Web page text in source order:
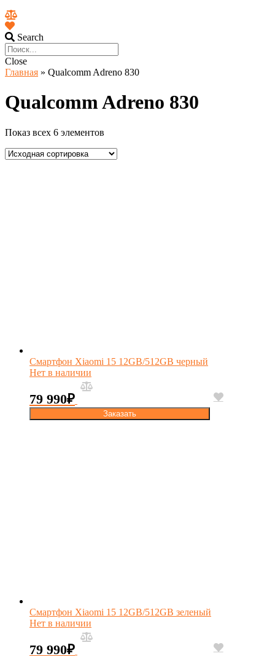
Search
Close
Главная » Qualcomm Adreno 830
Qualcomm Adreno 830
Показ всех 6 элементов
Смартфон Xiaomi 15 12GB/512GB черный
Нет в наличии
79 990₽
Заказать
Смартфон Xiaomi 15 12GB/512GB зеленый
Нет в наличии
79 990₽